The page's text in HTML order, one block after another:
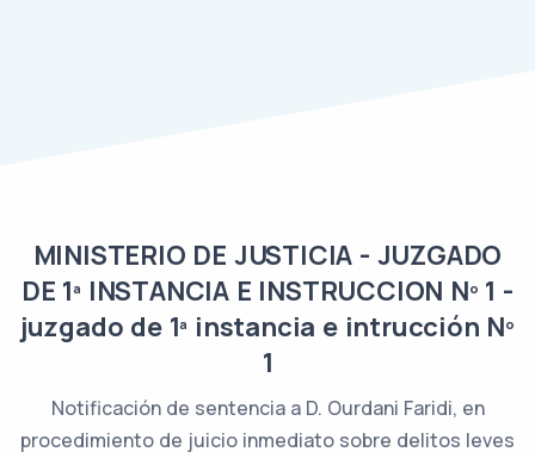
MINISTERIO DE JUSTICIA - JUZGADO
DE 1ª INSTANCIA E INSTRUCCION Nº 1 -
juzgado de 1ª instancia e intrucción Nº
1
Notificación de sentencia a D. Ourdani Faridi, en
procedimiento de juicio inmediato sobre delitos leves